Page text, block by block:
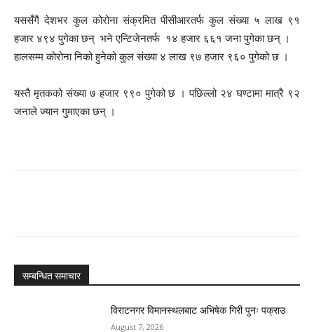
यससँगै देशभर कुल कोरोना संक्रमित पीसीआरतर्फ कुल संख्या ५ लाख ९१
हजार ४९४ पुगेका छन् भने एन्टिजेनतर्फ १४ हजार ६६१ जना पुगेका छन् ।
हालसम्म कोरोना निको हुनेको कुल संख्या ४ लाख ९७ हजार ९६० पुगेको छ ।
यस्तै मृतकको संख्या ७ हजार ९९० पुगेको छ । पछिल्लो २४ घण्टामा मात्रै ९२
जनाले ज्यान गुमाएका छन् ।
सम्बन्धित समाचार
विराटनगर विमानस्थलबाट अभिषेक गिरी पुनः पक्राउ
August 7, 2026